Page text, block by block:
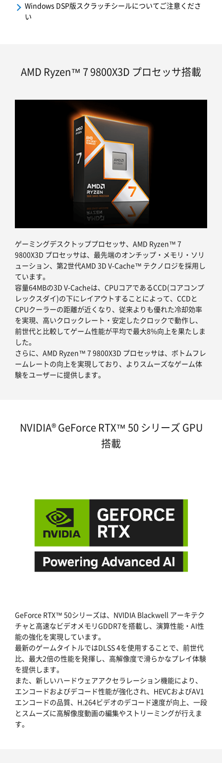
Windows DSP版スクラッチシールについてご注意くださ
い
AMD Ryzen™ 7 9800X3D プロセッサ搭載
ゲーミングデスクトッププロセッサ、AMD Ryzen™ 7
9800X3D プロセッサは、最先端のオンチップ・メモリ・ソリ
ューション、第2世代AMD 3D V-Cache™ テクノロジを採用し
ています。
容量64MBの3D V-Cacheは、CPUコアであるCCD(コアコンプ
レックスダイ)の下にレイアウトすることによって、CCDと
CPUクーラーの距離が近くなり、従来よりも優れた冷却効率
を実現、高いクロックレート・安定したクロックで動作し、
前世代と比較してゲーム性能が平均で最大8%向上を果たしま
した。
さらに、AMD Ryzen™ 7 9800X3D プロセッサは、ボトムフレ
ームレートの向上を実現しており、よりスムーズなゲーム体
験をユーザーに提供します。
NVIDIA® GeForce RTX™ 50 シリーズ GPU
搭載
GeForce RTX™ 50シリーズは、NVIDIA Blackwell アーキテク
チャと高速なビデオメモリGDDR7を搭載し、演算性能・AI性
能の強化を実現しています。
最新のゲームタイトルではDLSS 4を使用することで、前世代
比、最大2倍の性能を発揮し、高解像度で滑らかなプレイ体験
を提供します。
また、新しいハードウェアアクセラレーション機能により、
エンコードおよびデコード性能が強化され、HEVCおよびAV1
エンコードの品質、H.264ビデオのデコード速度が向上、一段
とスムーズに高解像度動画の編集やストリーミングが行えま
す。